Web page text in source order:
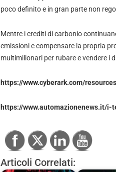
poco definito e in gran parte non
Mentre i crediti di carbonio
emissioni e compensare la propria
multimilionari per rubare e vendere i
https://www.cyberark.com/
https://www.automazionenews.it/
Articoli Correlati: